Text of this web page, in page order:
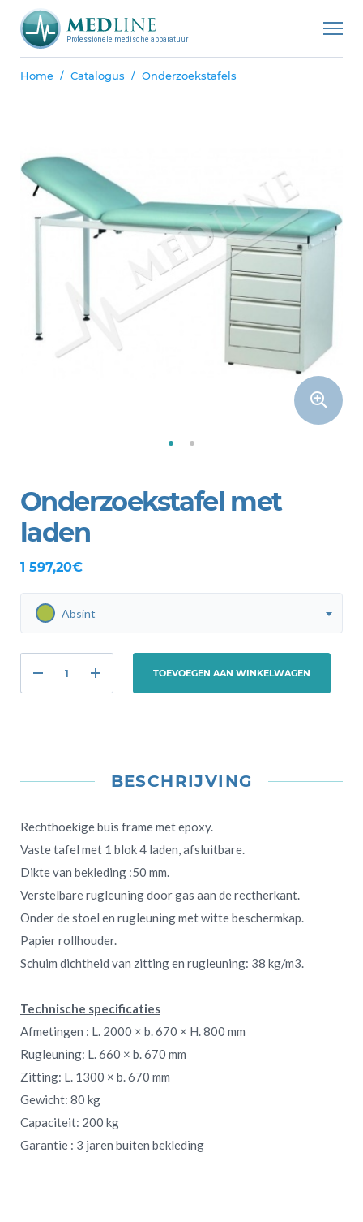
Professionele medische apparatuur
Home Catalogus Onderzoekstafels
Onderzoekstafel met
laden
1 597,20€
Absint
TOEVOEGEN AAN WINKELWAGEN
BESCHRIJVING
Rechthoekige buis frame met epoxy.
Vaste tafel met 1 blok 4 laden, afsluitbare.
Dikte van bekleding :50 mm.
Verstelbare rugleuning door gas aan de rectherkant.
Onder de stoel en rugleuning met witte beschermkap.
Papier rollhouder.
Schuim dichtheid van zitting en rugleuning: 38 kg/m3.
Technische specificaties
Afmetingen : L. 2000 × b. 670 × H. 800 mm
Rugleuning: L. 660 × b. 670 mm
Zitting: L. 1300 × b. 670 mm
Gewicht: 80 kg
Capaciteit: 200 kg
Garantie : 3 jaren buiten bekleding